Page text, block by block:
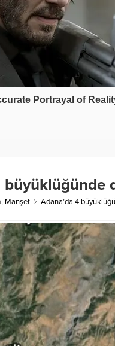
büyüklüğünde
, Manşet Adana’da 4